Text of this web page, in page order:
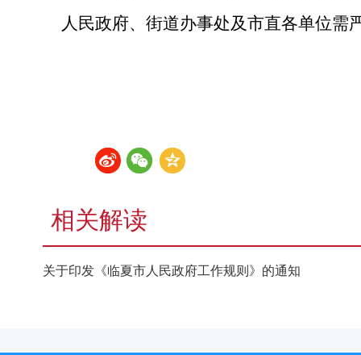
人民政府、街道办事处及市直各单位需
相关解读
关于印发《临夏市人民政府工作规则》的通知